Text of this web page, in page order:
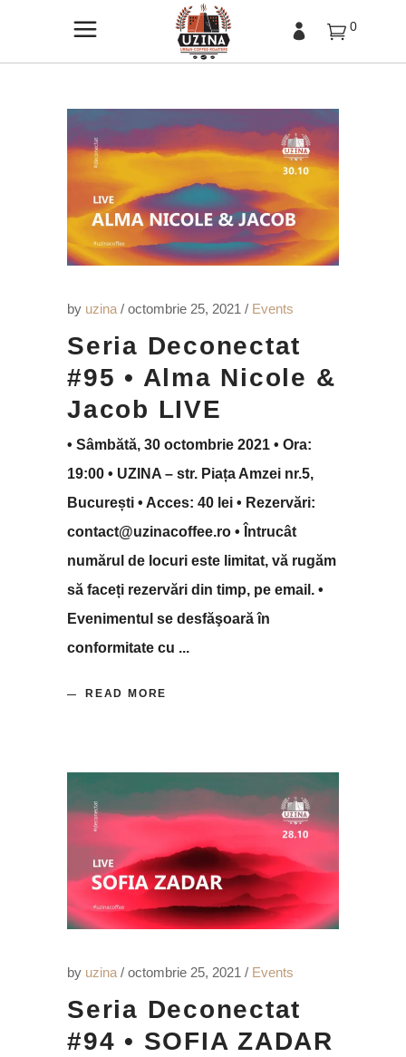
0
by uzina octombrie 25, 2021 Events
Seria Deconectat
#95 • Alma Nicole &
Jacob LIVE
• Sâmbătă, 30 octombrie 2021 • Ora:
19:00 • UZINA – str. Piața Amzei nr.5,
București • Acces: 40 lei • Rezervări:
contact@uzinacoffee.ro • Întrucât
numărul de locuri este limitat, vă rugăm
să faceți rezervări din timp, pe email. •
Evenimentul se desfăşoară în
conformitate cu
READ MORE
by uzina octombrie 25, 2021 Events
Seria Deconectat
#94 • SOFIA ZADAR